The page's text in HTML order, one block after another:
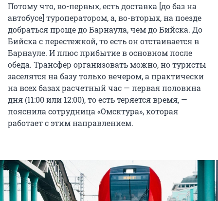
Потому что, во-первых, есть доставка [до баз на
автобусе] туроператором, а, во-вторых, на поезде
добраться проще до Барнаула, чем до Бийска. До
Бийска с перестежкой, то есть он отстаивается в
Барнауле. И плюс прибытие в основном после
обеда. Трансфер организовать можно, но туристы
заселятся на базу только вечером, а практически
на всех базах расчетный час — первая половина
дня (11:00 или 12:00), то есть теряется время, —
пояснила сотрудница «Омсктура», которая
работает с этим направлением.